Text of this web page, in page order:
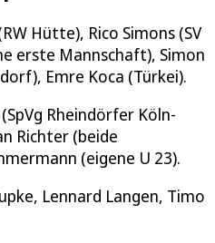
Hütte), Rico Simons (SV
erste Mannschaft), Simon
Emre Koca (Türkei).
Rheindörfer Köln-
Richter (beide
(eigene U 23).
Lennard Langen, Timo